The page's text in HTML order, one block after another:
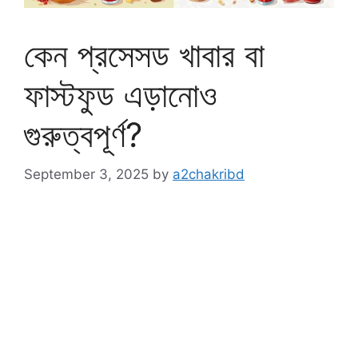
কেন প্রসেসড খাবার বা
ফাস্টফুড এড়ানোও
গুরুত্বপূর্ণ?
September 3, 2025 by a2chakribd